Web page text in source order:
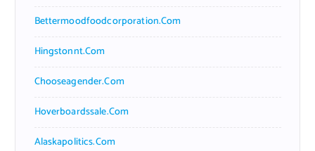
Bettermoodfoodcorporation.com
Hingstonnt.com
Chooseagender.com
Hoverboardssale.com
Alaskapolitics.com